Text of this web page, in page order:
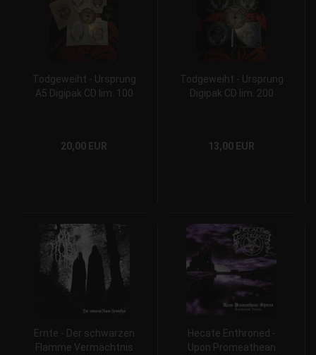
Todgeweiht - Ursprung
A5 Digipak CD lim. 100
20,00 EUR
Todgeweiht - Ursprung
Digipak CD lim. 200
13,00 EUR
Ernte - Der schwarzen
Flamme Vermächtnis
Hecate Enthroned -
Upon Promeathean